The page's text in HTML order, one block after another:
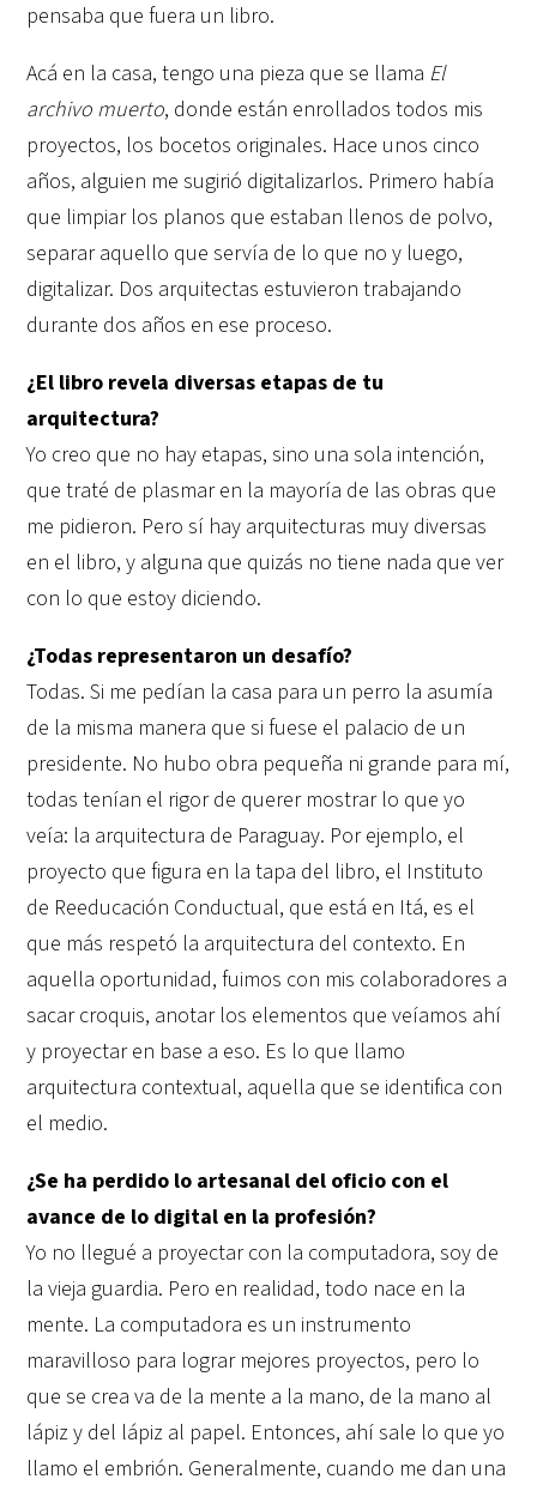
pensaba que fuera un libro.
Acá en la casa, tengo una pieza que se llama El
archivo muerto, donde están enrollados todos mis
proyectos, los bocetos originales. Hace unos cinco
años, alguien me sugirió digitalizarlos. Primero había
que limpiar los planos que estaban llenos de polvo,
separar aquello que servía de lo que no y luego,
digitalizar. Dos arquitectas estuvieron trabajando
durante dos años en ese proceso.
¿El libro revela diversas etapas de tu
arquitectura?
Yo creo que no hay etapas, sino una sola intención,
que traté de plasmar en la mayoría de las obras que
me pidieron. Pero sí hay arquitecturas muy diversas
en el libro, y alguna que quizás no tiene nada que ver
con lo que estoy diciendo.
¿Todas representaron un desafío?
Todas. Si me pedían la casa para un perro la asumía
de la misma manera que si fuese el palacio de un
presidente. No hubo obra pequeña ni grande para mí,
todas tenían el rigor de querer mostrar lo que yo
veía: la arquitectura de Paraguay. Por ejemplo, el
proyecto que figura en la tapa del libro, el Instituto
de Reeducación Conductual, que está en Itá, es el
que más respetó la arquitectura del contexto. En
aquella oportunidad, fuimos con mis colaboradores a
sacar croquis, anotar los elementos que veíamos ahí
y proyectar en base a eso. Es lo que llamo
arquitectura contextual, aquella que se identifica con
el medio.
¿Se ha perdido lo artesanal del oficio con el
avance de lo digital en la profesión?
Yo no llegué a proyectar con la computadora, soy de
la vieja guardia. Pero en realidad, todo nace en la
mente. La computadora es un instrumento
maravilloso para lograr mejores proyectos, pero lo
que se crea va de la mente a la mano, de la mano al
lápiz y del lápiz al papel. Entonces, ahí sale lo que yo
llamo el embrión. Generalmente, cuando me dan una